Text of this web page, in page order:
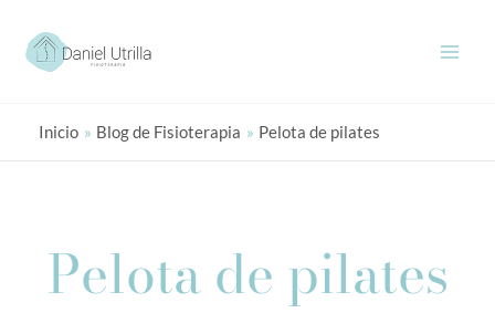
Inicio Blog de Fisioterapia Pelota de pilates
Pelota de pilates